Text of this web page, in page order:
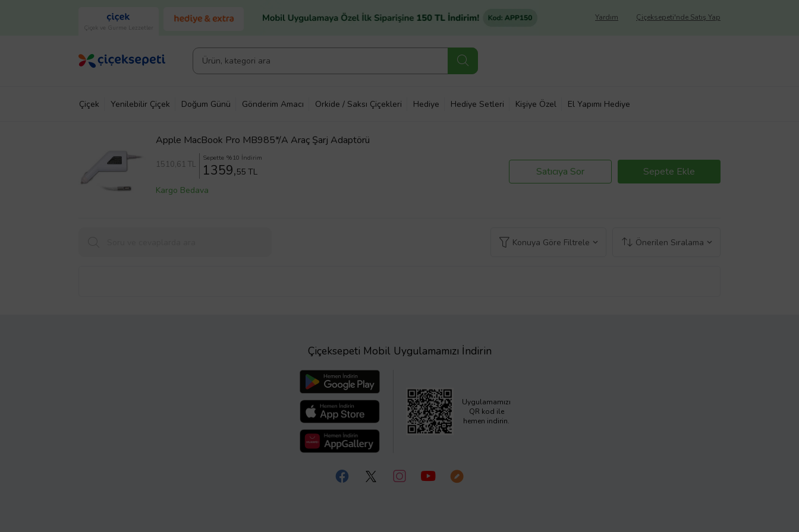
Çiçek ve Gurme Lezzetler
Çiçeksepeti'nde Satış Yap
Yardım
Çiçek Yenilebilir Çiçek Doğum Günü Gönderim Amacı Orkide / Saksı Çiçekleri Hediye Hediye Setleri Kişiye Özel El Yapımı Hediye
Apple MacBook Pro MB985*/A Araç Şarj Adaptörü
1510,61 TL
Sepette %10 İndirim
1359,55 TL
Kargo Bedava
Satıcıya Sor Sepete Ekle
Konuya Göre Filtrele Önerilen Sıralama
Çiçeksepeti Mobil Uygulamamızı İndirin
Uygulamamızı
QR kod ile
hemen indirin.